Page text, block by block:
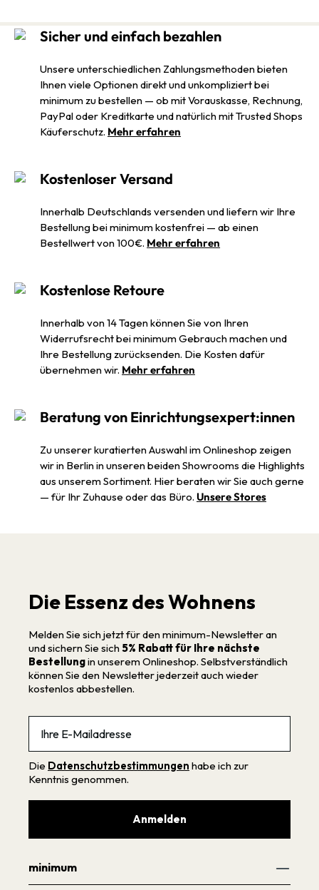
Sicher und einfach bezahlen
Unsere unterschiedlichen Zahlungsmethoden bieten
Ihnen viele Optionen direkt und unkompliziert bei
minimum zu bestellen — ob mit Vorauskasse, Rechnung,
PayPal oder Kreditkarte und natürlich mit Trusted Shops
Käuferschutz. Mehr erfahren
Kostenloser Versand
Innerhalb Deutschlands versenden und liefern wir Ihre
Bestellung bei minimum kostenfrei — ab einen
Bestellwert von 100€. Mehr erfahren
Kostenlose Retoure
Innerhalb von 14 Tagen können Sie von Ihren
Widerrufsrecht bei minimum Gebrauch machen und
Ihre Bestellung zurücksenden. Die Kosten dafür
übernehmen wir. Mehr erfahren
Beratung von Einrichtungsexpert:innen
Zu unserer kuratierten Auswahl im Onlineshop zeigen
wir in Berlin in unseren beiden Showrooms die Highlights
aus unserem Sortiment. Hier beraten wir Sie auch gerne
— für Ihr Zuhause oder das Büro. Unsere Stores
Die Essenz des Wohnens
Melden Sie sich jetzt für den minimum-Newsletter an
und sichern Sie sich 5% Rabatt für Ihre nächste
Bestellungin unserem Onlineshop. Selbstverständlich
können Sie den Newsletter jederzeit auch wieder
kostenlos abbestellen.
Die Datenschutzbestimmungen habe ich zur
Kenntnis genommen.
Anmelden
minimum